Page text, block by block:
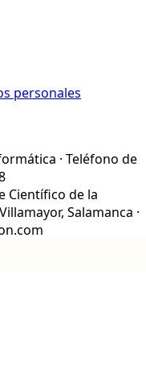
personales
· Teléfono de
Científico de la
Salamanca ·